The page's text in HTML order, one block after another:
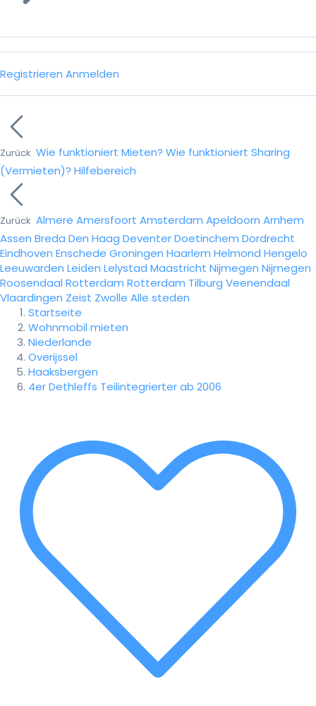
Registrieren Anmelden
Zurück Wie funktioniert Mieten? Wie funktioniert Sharing
(Vermieten)? Hilfebereich
Zurück Almere Amersfoort Amsterdam Apeldoorn Arnhem
Assen Breda Den Haag DeventerDoetinchem Dordrecht
Eindhoven Enschede Groningen Haarlem Helmond Hengelo
Leeuwarden Leiden Lelystad Maastricht Nijmegen Nijmegen
Roosendaal Rotterdam Rotterdam Tilburg Veenendaal
Vlaardingen Zeist Zwolle Alle steden
Startseite
Wohnmobil mieten
Niederlande
Overijssel
Haaksbergen
4er Dethleffs Teilintegrierter ab 2006